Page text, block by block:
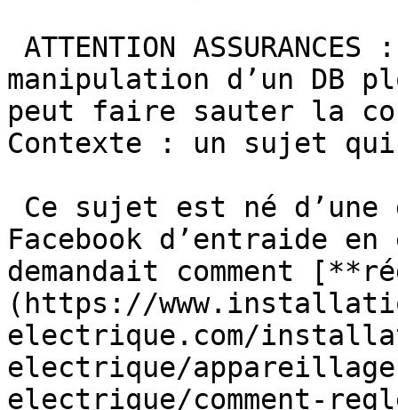
manipulation d’un DB
peut faire sauter la
Contexte : un sujet
Facebook d’entraide
demandait comment
(https://
electrique.com/
electrique/
electrique/comment-